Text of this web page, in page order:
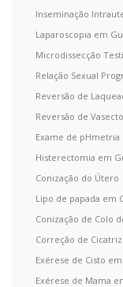
Inseminação
Laparoscopia em
Microdissecção
Relação Sexual
Reversão de
Reversão de
Exame de
Histerectomia em
Conização do Útero
Lipo de papada em
Conização de Colo
Correção de
Exérese de Cisto
Exérese de Mama